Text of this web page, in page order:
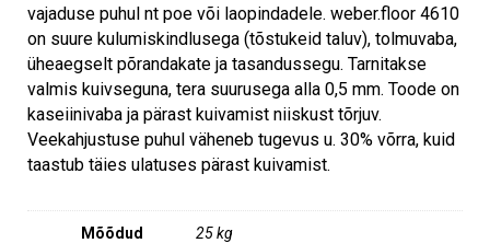
vajaduse puhul nt poe või laopindadele. weber.floor 4610
on suure kulumiskindlusega (tõstukeid taluv), tolmuvaba,
üheaegselt põrandakate ja tasandussegu. Tarnitakse
valmis kuivseguna, tera suurusega alla 0,5 mm. Toode on
kaseiinivaba ja pärast kuivamist niiskust tõrjuv.
Veekahjustuse puhul väheneb tugevus u. 30% võrra, kuid
taastub täies ulatuses pärast kuivamist.
Mõõdud 25 kg